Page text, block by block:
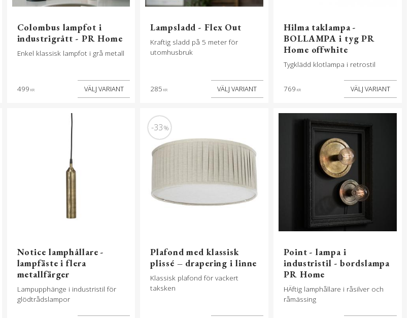
Colombus lampfot i
industrigrått - PR Home
Enkel klassisk lampfot i grå metall
499 KR
Lampsladd - Flex Out
Kraftig sladd på 5 meter för
utomhusbruk
285 KR
Hilma taklampa -
BOLLAMPA i tyg PR
Home offwhite
Tygklädd klotlampa i retrostil
769 KR
Notice lamphållare -
lampfäste i flera
metallfärger
Lampupphänge i industristil för
glödtrådslampor
Plafond med klassisk
plissé – drapering i linne
Klassisk plafond för vackert
taksken
33%
Point - lampa i
industristil - bordslampa
PR Home
HÄftig lamphållare i råsilver och
råmässing